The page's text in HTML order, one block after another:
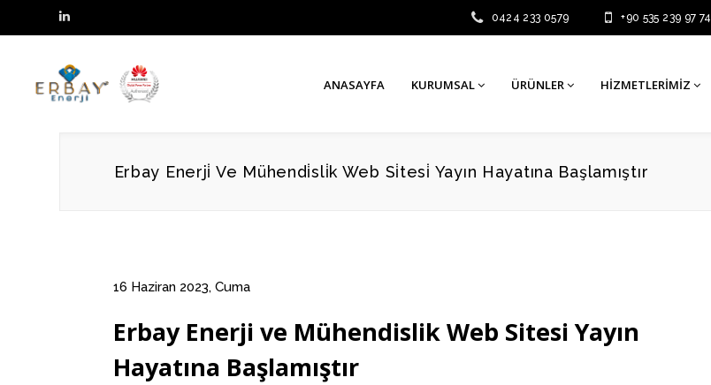
0424 233 0579 +90 535 239 97 74
ANASAYFA KURUMSAL ÜRÜNLER HIZMETLERIMIZ
Erbay Enerji̇ Ve Mühendi̇sli̇k Web Si̇tesi̇ Yayın Hayatına Başlamıştır
16 Haziran 2023, Cuma
Erbay Enerji ve Mühendislik Web Sitesi Yayın
Hayatına Başlamıştır